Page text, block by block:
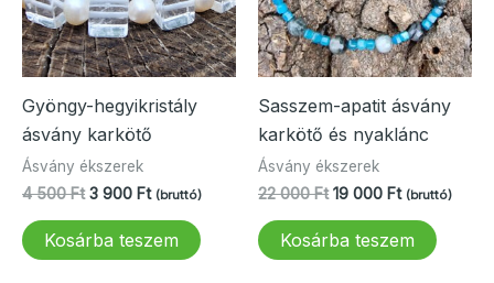
Gyöngy-hegyikristály
ásvány karkötő
Ásvány ékszerek
4 500Ft Original
was:
4
3 900 FtCurrent
3
(bruttó)
Kosárba teszem
Sasszem-apatit ásvány
karkötő és nyaklánc
Ásvány ékszerek
22 000Ft Original
was:
22
19 000 FtCurrent
19
(bruttó)
Kosárba teszem